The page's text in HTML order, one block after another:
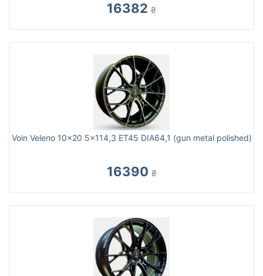
16382 ₴
Voin Veleno 10x20 5x114,3 ET45 DIA64,1 (gun metal polished)
16390 ₴